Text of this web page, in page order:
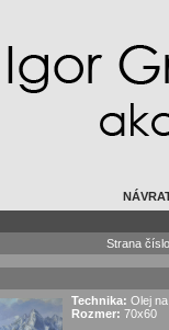
Strana
Technika: Olej
Rozmer: 70x60